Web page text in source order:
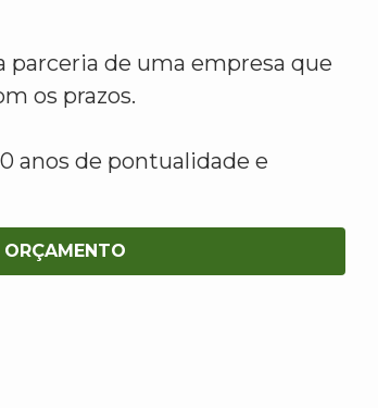
de uma empresa que
os prazos.
anos de pontualidade e